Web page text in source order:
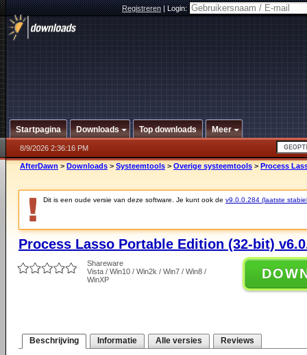
Registreren|Login:
Startpagina Downloads Top downloads Meer
8/9/2026 2:36:16 PM
AfterDawn > Downloads > Systeemtools > Overige systeemtools > Process
Dit is een oude versie van deze software. Je kunt ook de v9.0.0.284 (laatste
Process Lasso Portable Edition (32-bit)
Shareware
Vista / Win10 / Win2k / Win7 / Win8 /
WinXP
Beschrijving Informatie Alle versies Reviews